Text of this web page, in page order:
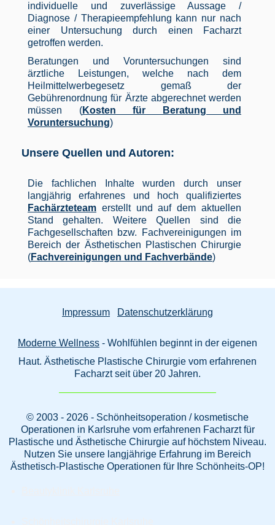
individuelle und zuverlässige Aussage /
Diagnose / Therapieempfehlung kann nur nach
einer Untersuchung durch einen Facharzt
getroffen werden.
Beratungen und Voruntersuchungen sind
ärztliche Leistungen, welche nach dem
Heilmittelwerbegesetz gemaß der
Gebührenordnung für Ärzte abgerechnet werden
müssen (Kosten für Beratung und
Voruntersuchung)
Unsere Quellen und Autoren:
Die fachlichen Inhalte wurden durch unser
langjährig erfahrenes und hoch qualifiziertes
Fachärzteteam erstellt und auf dem aktuellen
Stand gehalten. Weitere Quellen sind die
Fachgesellschaften bzw. Fachvereinigungen im
Bereich der Ästhetischen Plastischen Chirurgie
(Fachvereinigungen und Fachverbände)
Impressum Datenschutzerklärung
Moderne Wellness - Wohlfühlen beginnt in der eigenen
Haut. Ästhetische Plastische Chirurgie vom erfahrenen
Facharzt seit über 20 Jahren.
© 2003 - 2026 - Schönheitsoperation / kosmetische
Operationen in Karlsruhe vom erfahrenen Facharzt für
Plastische und Ästhetische Chirurgie auf höchstem Niveau.
Nutzen Sie unsere langjährige Erfahrung im Bereich
Ästhetisch-Plastische Operationen für Ihre Schönheits-OP!